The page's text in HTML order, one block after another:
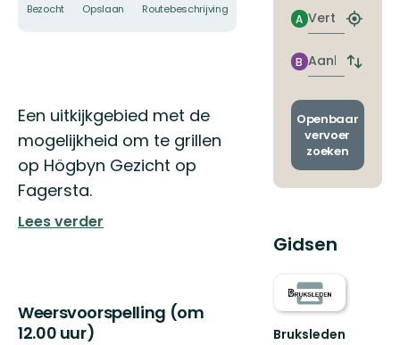
Bezocht Opslaan Routebeschrijving
Omschrijving
Een uitkijkgebied met de
mogelijkheid om te grillen
op Högbyn Gezicht op
Fagersta.
Lees verder
Weersvoorspelling (om
12.00 uur)
Vertrek
A
Zoek
halte
Aankomst
B
Wissel
en
Openbaar
vervoer
zoeken
Gidsen
Bruksleden